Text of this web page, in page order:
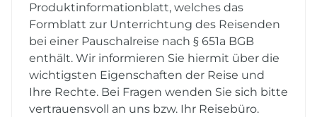
Produktinformationblatt, welches das
Formblatt zur Unterrichtung des Reisenden
bei einer Pauschalreise nach § 651a BGB
enthält. Wir informieren Sie hiermit über die
wichtigsten Eigenschaften der Reise und
Ihre Rechte. Bei Fragen wenden Sie sich bitte
vertrauensvoll an uns bzw. Ihr Reisebüro.